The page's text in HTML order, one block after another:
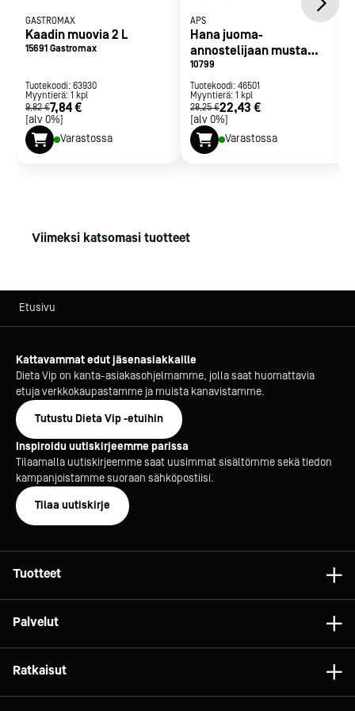
GASTROMAX
Kaadin muovia 2 L
15691 Gastromax
Tuotekoodi: 63930
Myyntierä: 1 kpl
9,82 €7,84 €
[alv 0%]
Varastossa
APS
Hana juoma-
annostelijaan musta
13951
10799
Tuotekoodi: 46501
Myyntierä: 1 kpl
28,25 €22,43 €
[alv 0%]
Varastossa
Viimeksi katsomasi tuotteet
Etusivu
Kattavammat edut jäsenasiakkaille
Dieta Vip on kanta-asiakasohjelmamme, jolla saat huomattavia
etuja verkkokaupastamme ja muista kanavistamme.
Tutustu Dieta Vip -etuihin
Inspiroidu uutiskirjeemme parissa
Tilaamalla uutiskirjeemme saat uusimmat sisältömme sekä tiedon
kampanjoistamme suoraan sähköpostiisi.
Tilaa uutiskirje
Tuotteet
Tarvikkeet
Vaunut ja kalusteet
Palvelut
Konsultointi
Ratkaisut